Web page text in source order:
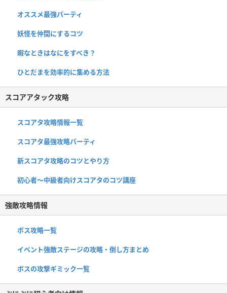
オススメ最強パーティ
妖怪を仲間にするコツ
暇なときはなにをすべき？
ひとだまを効率的に集める方法
スコアアタック攻略
スコアタ攻略情報一覧
スコアタ最強攻略パーティ
新スコアタ攻略のコツとやり方
初心者〜中級者向けスコアタのコツ講座
強敵攻略情報
ボス攻略一覧
イベント強敵ステージの攻略・倒し方まとめ
ボスの攻撃ギミック一覧